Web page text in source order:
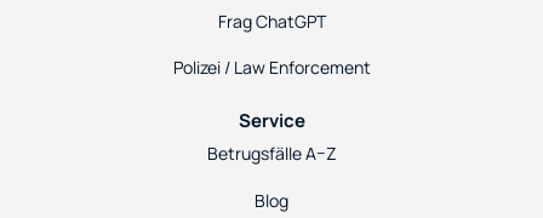
Frag ChatGPT
Polizei / Law Enforcement
Service
Betrugsfälle A–Z
Blog